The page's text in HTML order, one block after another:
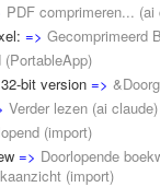
PDF comprimeren... (ai
=> Gecomprimeerd
(PortableApp)
bit version =>
Verder lezen (ai claude)
(import)
=> Doorlopende
(import)